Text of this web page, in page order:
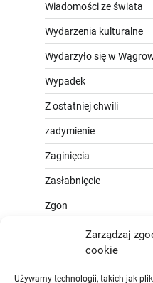
Zarządzaj
cookie
Używamy technologii, takich jak
Wiadomości ze świata
Wydarzenia kulturalne
Wydarzyło się w
Wypadek
Z ostatniej chwili
zadymienie
Zaginięcia
Zasłabnięcie
Zgon